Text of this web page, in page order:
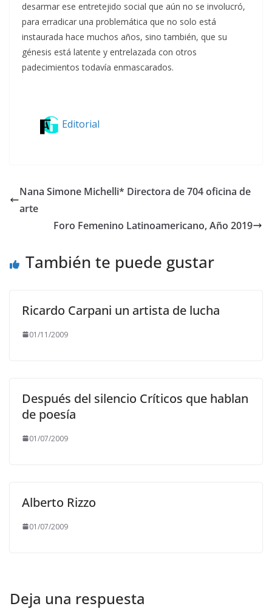
desarmar ese entretejido social que aún no se involucró,
para erradicar una problemática que no solo está
instaurada hace muchos años, sino también, que su
génesis está latente y entrelazada con otros
padecimientos todavía enmascarados.
Editorial
Nana Simone Michelli* Directora de 704 oficina de
arte
Foro Femenino Latinoamericano, Año 2019
También te puede gustar
Ricardo Carpani un artista de lucha
01/11/2009
Después del silencio Críticos que hablan
de poesía
01/07/2009
Alberto Rizzo
01/07/2009
Deja una respuesta